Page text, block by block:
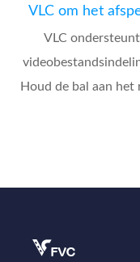
VLC om het
VLC
Houd de bal aan